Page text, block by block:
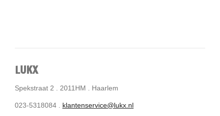
LUKX
Spekstraat 2 . 2011HM . Haarlem
023-5318084 . klantenservice@lukx.nl